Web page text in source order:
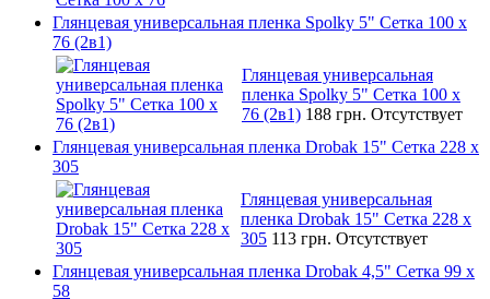
Глянцевая универсальная пленка Spolky 5" Сетка 100 x
76 (2в1)
Глянцевая универсальная
пленка Spolky 5" Сетка 100 x
76 (2в1) 188 грн. Отсутствует
Глянцевая универсальная пленка Drobak 15" Сетка 228 x
305
Глянцевая универсальная
пленка Drobak 15" Сетка 228 x
305 113 грн. Отсутствует
Глянцевая универсальная пленка Drobak 4,5" Сетка 99 x
58